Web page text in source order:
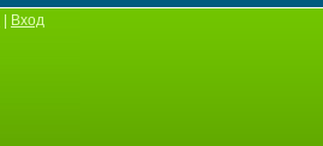
Вход